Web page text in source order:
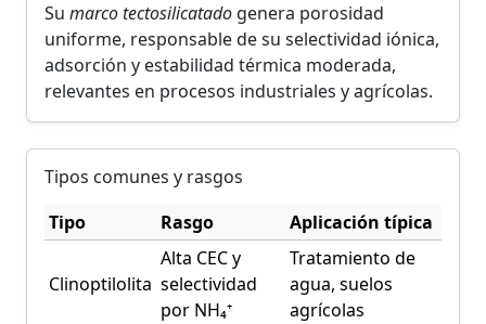
Su marco tectosilicatado genera porosidad
uniforme, responsable de su selectividad iónica,
adsorción y estabilidad térmica moderada,
relevantes en procesos industriales y agrícolas.
Tipos comunes y rasgos
Tipo
Rasgo Aplicación típica
Clinoptilolita
Alta CEC y
selectividad
por NH₄⁺
Tratamiento de
agua, suelos
agrícolas